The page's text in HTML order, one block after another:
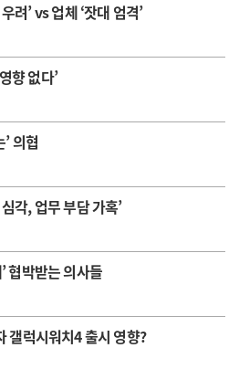
려’ vs 업체 ‘잣대 엄격’
향 없다’
의협
각, 업무 부담 가혹’
협박받는 의사들
갤럭시워치4 출시 영향?